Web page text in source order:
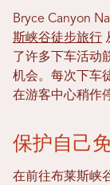
Bryce Canyon
斯峡谷徒步旅行
了许多下车活动
机会。每次下车
在游客中心稍作
保护自己
在前往布莱斯峡